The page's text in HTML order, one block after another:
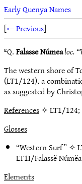
Early Quenya Names
[← Previous]
ᴱQ.Falasse Númealoc.
The western shore of
(LT1/124), a
as suggested by
References✧ LT1/124;
Glosses
“Western Surf” ✧
LT1I/Falassë Númëa
Elements